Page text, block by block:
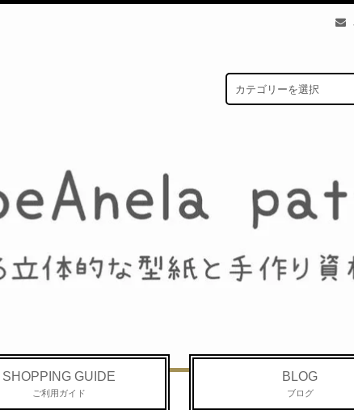
SHOPPING GUIDE
ご利用ガイド
BLOG
ブログ